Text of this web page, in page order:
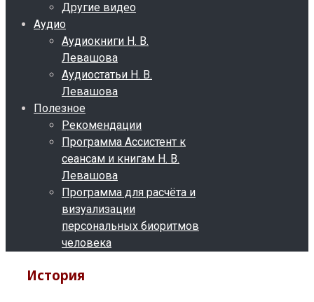
Другие видео
Аудио
Аудиокниги Н. В.
Левашова
Аудиостатьи Н. В.
Левашова
Полезное
Рекомендации
Программа Ассистент к
сеансам и книгам Н. В.
Левашова
Программа для расчёта и
визуализации
персональных биоритмов
человека
История